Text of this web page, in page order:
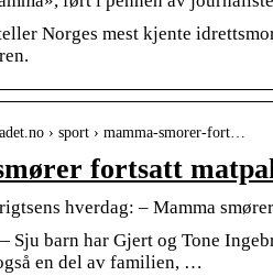
Norges mest kjente
› sport › mamma-smorer-fort…
fortsatt
hverdag: – Mamma
Sju barn har Gjert og Tone
en del av familien, …